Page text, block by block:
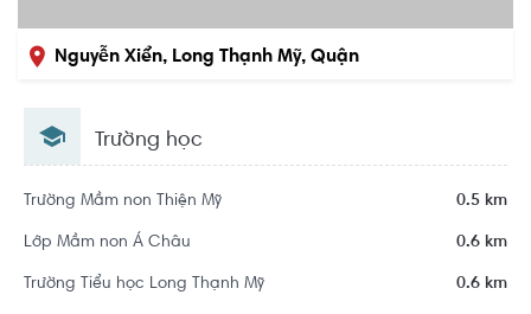
Nguyễn Xiển, Long Thạnh Mỹ, Quận
Trường học
Trường Mầm non Thiện Mỹ 0.5 km
Lớp Mầm non Á Châu 0.6 km
Trường Tiểu học Long Thạnh Mỹ 0.6 km